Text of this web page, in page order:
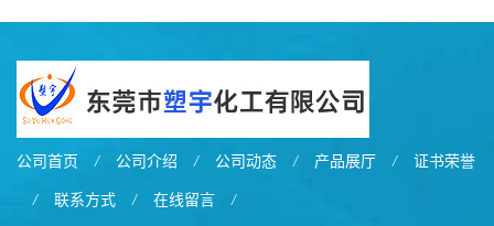
公司首页 / 公司介绍 / 公司动态 / 产品展厅 / 证书荣誉
/ 联系方式 / 在线留言 /